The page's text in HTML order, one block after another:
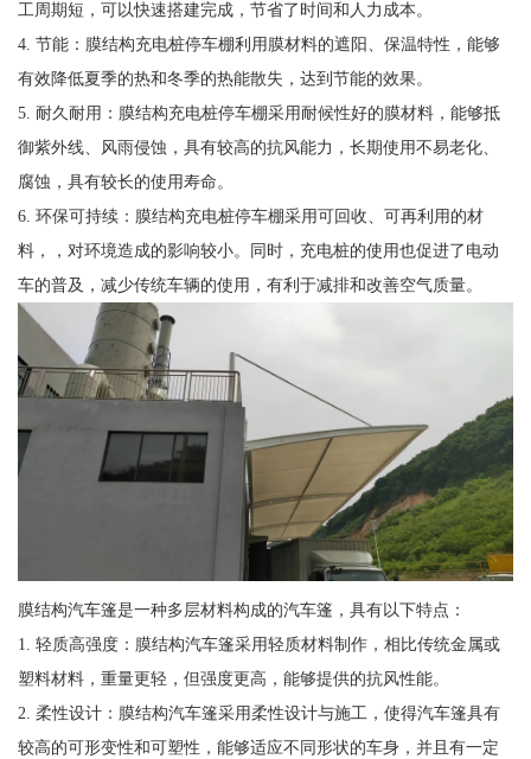
工周期短，可以快速搭建完成，节省了时间和人力成本。
4. 节能：膜结构充电桩停车棚利用膜材料的遮阳、保温特性，能够
有效降低夏季的热和冬季的热能散失，达到节能的效果。
5. 耐久耐用：膜结构充电桩停车棚采用耐候性好的膜材料，能够抵
御紫外线、风雨侵蚀，具有较高的抗风能力，长期使用不易老化、
腐蚀，具有较长的使用寿命。
6. 环保可持续：膜结构充电桩停车棚采用可回收、可再利用的材
料，，对环境造成的影响较小。同时，充电桩的使用也促进了电动
车的普及，减少传统车辆的使用，有利于减排和改善空气质量。
膜结构汽车篷是一种多层材料构成的汽车篷，具有以下特点：
1. 轻质高强度：膜结构汽车篷采用轻质材料制作，相比传统金属或
塑料材料，重量更轻，但强度更高，能够提供的抗风性能。
2. 柔性设计：膜结构汽车篷采用柔性设计与施工，使得汽车篷具有
较高的可形变性和可塑性，能够适应不同形状的车身，并且有一定